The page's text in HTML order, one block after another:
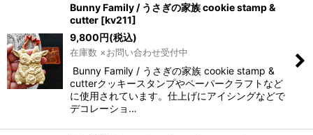
Bunny Family / うさぎの家族 cookie stamp &
cutter [kv211]
9,800円(税込)
在庫数 ×お問い合わせ受付中
Bunny Family / うさぎの家族 cookie stamp &
cutterクッキースタンプやペーパークラフトなど
に使用されています。仕上げにアイシングなどで
デコレーショ…